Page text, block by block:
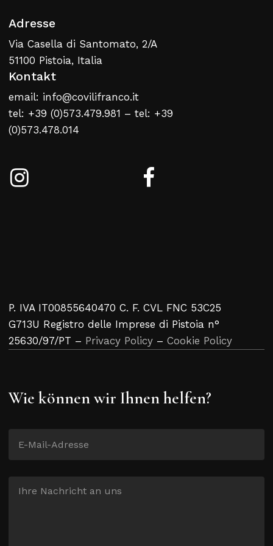
Adresse
Via Casella di Santomato, 2/A
51100 Pistoia, Italia
Kontakt
email: info@covilifranco.it
tel: +39 (0)573.479.981 – tel: +39
(0)573.478.014
P. IVA IT00855640470 C. F. CVL FNC 53C25
G713U Registro delle Imprese di Pistoia n°
25630/97/PT – Privacy Policy – Cookie Policy
Wie können wir Ihnen helfen?